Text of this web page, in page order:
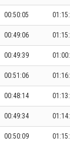
00:50:05
00:49:06
00:49:39
00:51:06
00:48:14
00:49:34
00:50:09